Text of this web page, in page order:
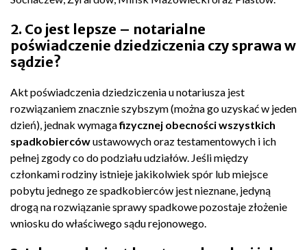
2. Co jest lepsze – notarialne
poświadczenie dziedziczenia czy sprawa w
sądzie?
Akt poświadczenia dziedziczenia u notariusza jest
rozwiązaniem znacznie szybszym (można go uzyskać w jeden
dzień), jednak wymagafizycznej obecności wszystkich
spadkobiercówustawowych oraz testamentowych i ich
pełnej zgody co do podziału udziałów. Jeśli między
członkami rodziny istnieje jakikolwiek spór lub miejsce
pobytu jednego ze spadkobierców jest nieznane, jedyną
drogą na rozwiązanie sprawy spadkowe pozostaje złożenie
wniosku do właściwego sądu rejonowego.